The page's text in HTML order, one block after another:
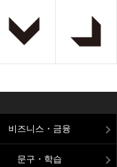
비즈니스・금융
문구・학습